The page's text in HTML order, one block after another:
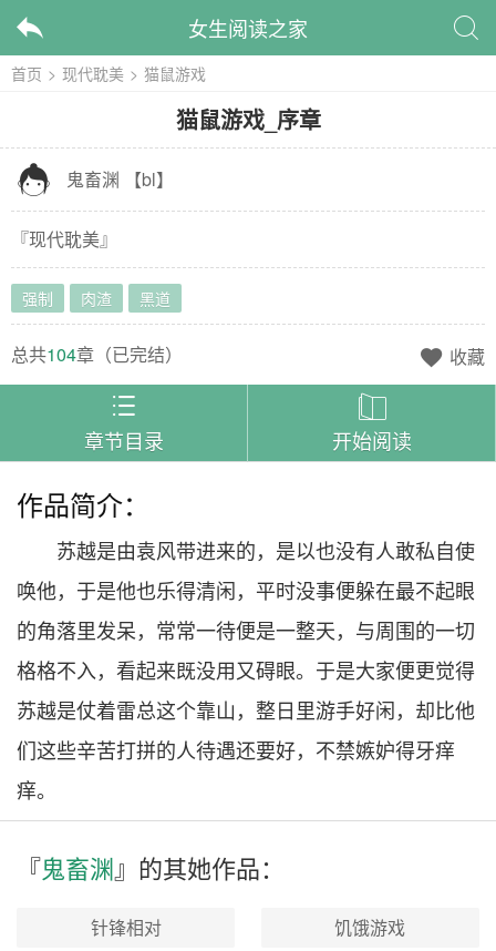
 女生阅读之家 
首页 > 现代耽美 > 猫鼠游戏
猫鼠游戏_ 序章
 鬼畜渊 【bl】
『现代耽美』
强制 肉渣 黑道
总共104章（已完结）  收藏

章节目录

开始阅读
作品简介：
苏越是由袁风带进来的，是以也没有人敢私自使
唤他，于是他也乐得清闲，平时没事便躲在最不起眼
的角落里发呆，常常一待便是一整天，与周围的一切
格格不入，看起来既没用又碍眼。于是大家便更觉得
苏越是仗着雷总这个靠山，整日里游手好闲，却比他
们这些辛苦打拼的人待遇还要好，不禁嫉妒得牙痒
痒。
『鬼畜渊』的其她作品：
针锋相对 饥饿游戏